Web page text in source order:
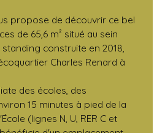
propose de découvrir ce bel
de 65,6 m² situé au sein
construite en 2018,
Charles Renard à
des écoles, des
15 minutes à pied de la
(lignes N, U, RER C et